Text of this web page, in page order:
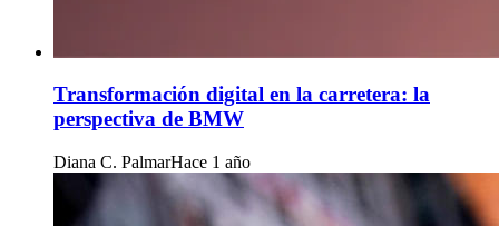
Transformación digital en la carretera: la
perspectiva de BMW
Diana C. PalmarHace 1 año